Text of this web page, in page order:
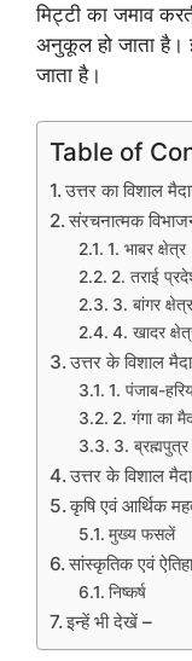
मिट्टी का जमाव
अनुकूल हो जाता है।
जाता है।
Table of
उत्तर का विशाल
संरचनात्मक
1. भाबर क्षेत्र
2. तराई
3. बांगर क्षेत्र
4. खादर
उत्तर के विशाल
1. पंजाब-
2. गंगा का
3. ब्रह्मपुत्र
उत्तर के विशाल
कृषि एवं आर्थिक
मुख्य फसलें
सांस्कृतिक एवं
निष्कर्ष
इन्हें भी देखें –